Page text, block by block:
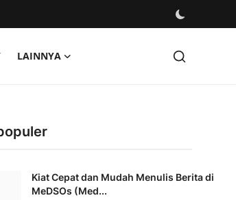
LAINNYA
Kiat Cepat dan Mudah Menulis Berita di
MeDSOs (Med...